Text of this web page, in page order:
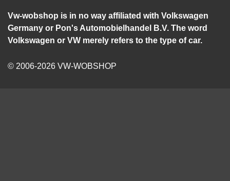
Vw-wobshop is in no way affiliated with Volkswagen
Germany or Pon's Automobielhandel B.V. The word
Volkswagen or VW merely refers to the type of car.
© 2006-2026 VW-WOBSHOP